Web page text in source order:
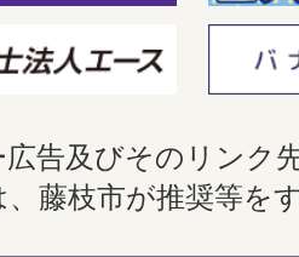
告及びそのリンク
藤枝市が推奨等を